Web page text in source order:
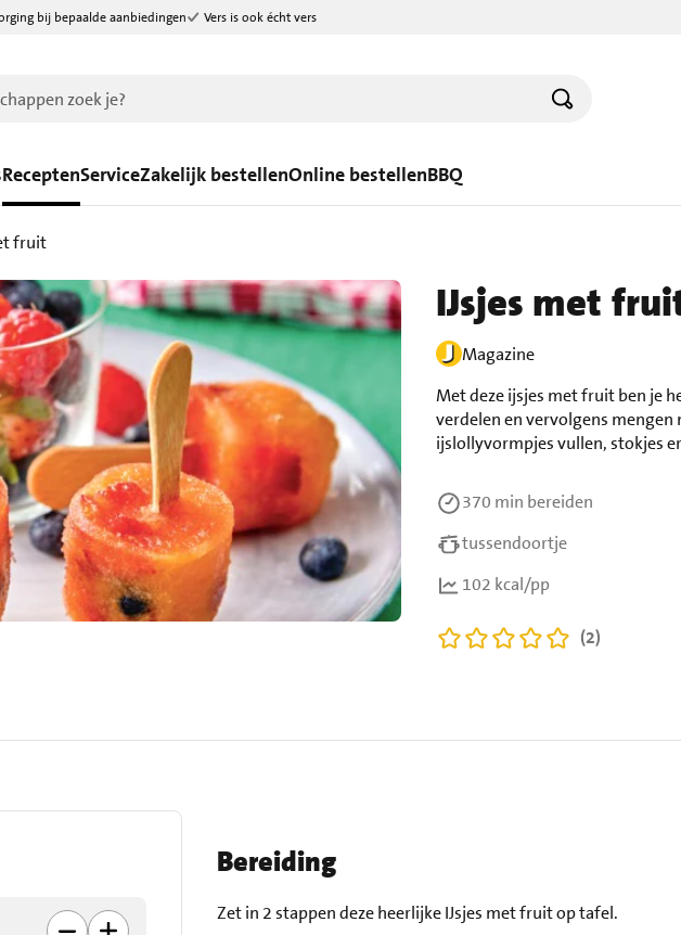
bij bepaalde aanbiedingen Vers is ook écht vers
ReceptenServiceZakelijk bestellenOnline bestellenBBQ
fruit
IJsjes met
Magazine
Met deze ijsjes met fruit ben je
verdelen en vervolgens
ijslollyvormpjes vullen, stokjes
370 min bereiden
tussendoortje
102 kcal/pp
(2)
Bereiding
Zet in 2 stappen deze heerlijke IJsjes met fruit op tafel.